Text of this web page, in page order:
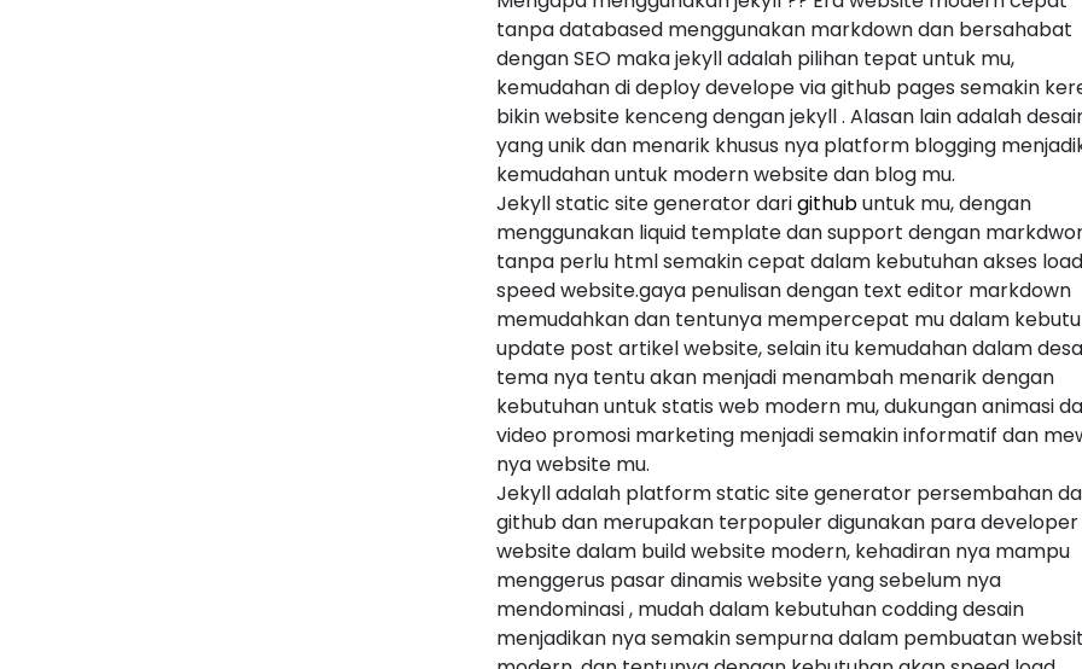
tanpa databased menggunakan markdown dan bersahabat
dengan SEO maka jekyll adalah pilihan tepat untuk mu,
kemudahan di deploy develope via github pages semakin
bikin website kenceng dengan jekyll . Alasan lain adalah
yang unik dan menarik khusus nya platform blogging
kemudahan untuk modern website dan blog mu.
Jekyll static site generator darigithubuntuk mu, dengan
menggunakan liquid template dan support dengan
tanpa perlu html semakin cepat dalam kebutuhan akses load
speed website.gaya penulisan dengan text editor markdown
memudahkan dan tentunya mempercepat mu dalam
update post artikel website, selain itu kemudahan dalam
tema nya tentu akan menjadi menambah menarik dengan
kebutuhan untuk statis web modern mu, dukungan animasi
video promosi marketing menjadi semakin informatif dan
nya website mu.
Jekyll adalah platform static site generator persembahan
github dan merupakan terpopuler digunakan para developer
website dalam build website modern, kehadiran nya mampu
menggerus pasar dinamis website yang sebelum nya
mendominasi , mudah dalam kebutuhan codding desain
menjadikan nya semakin sempurna dalam pembuatan